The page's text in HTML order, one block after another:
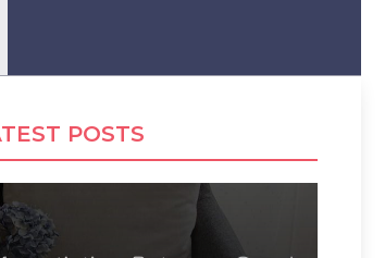
POSTS